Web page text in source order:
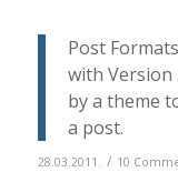
Post
with Version
by a theme
a post.
28.03.2011. / 10